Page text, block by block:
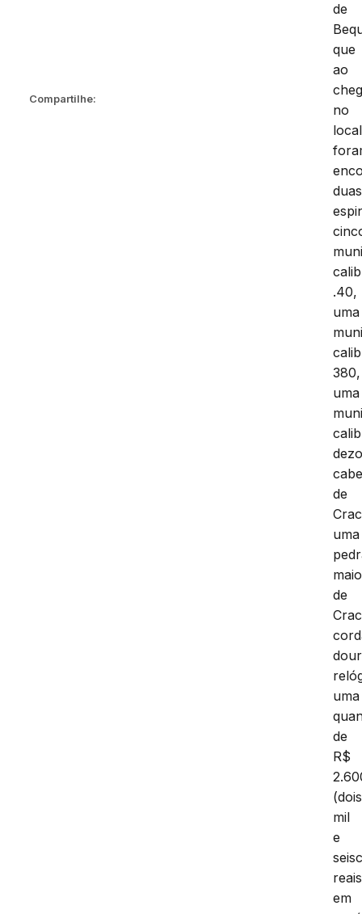
Compartilhe:
de
que
ao
no
local
duas
.40,
uma
380,
uma
de
uma
de
uma
de
R$
(dois
mil
e
em